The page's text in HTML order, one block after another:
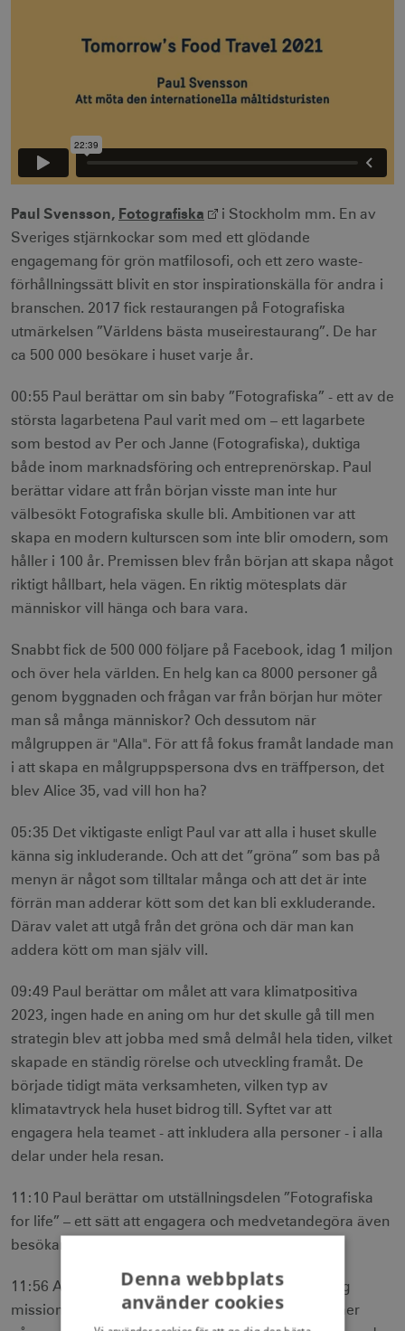
Paul Svensson, Fotografiska
i Stockholm mm. En av
Sveriges stjärnkockar som med ett glödande
engagemang för grön matfilosofi, och ett zero waste-
förhållningssätt blivit en stor inspirationskälla för andra i
branschen. 2017 fick restaurangen på Fotografiska
utmärkelsen ”Världens bästa museirestaurang”. De har
ca 500 000 besökare i huset varje år.
00:55 Paul berättar om sin baby ”Fotografiska” - ett av de
största lagarbetena Paul varit med om – ett lagarbete
som bestod av Per och Janne (Fotografiska), duktiga
både inom marknadsföring och entreprenörskap. Paul
berättar vidare att från början visste man inte hur
välbesökt Fotografiska skulle bli. Ambitionen var att
skapa en modern kulturscen som inte blir omodern, som
håller i 100 år. Premissen blev från början att skapa något
riktigt hållbart, hela vägen. En riktig mötesplats där
människor vill hänga och bara vara.
Snabbt fick de 500 000 följare på Facebook, idag 1 miljon
och över hela världen. En helg kan ca 8000 personer gå
genom byggnaden och frågan var från början hur möter
man så många människor? Och dessutom när
målgruppen är "Alla". För att få fokus framåt landade man
i att skapa en målgruppspersona dvs en träffperson, det
blev Alice 35, vad vill hon ha?
05:35 Det viktigaste enligt Paul var att alla i huset skulle
känna sig inkluderande. Och att det ”gröna” som bas på
menyn är något som tilltalar många och att det är inte
förrän man adderar kött som det kan bli exkluderande.
Därav valet att utgå från det gröna och där man kan
addera kött om man själv vill.
09:49 Paul berättar om målet att vara klimatpositiva
2023, ingen hade en aning om hur det skulle gå till men
strategin blev att jobba med små delmål hela tiden, vilket
skapade en ständig rörelse och utveckling framåt. De
började tidigt mäta verksamheten, vilken typ av
klimatavtryck hela huset bidrog till. Syftet var att
engagera hela teamet - att inkludera alla personer - i alla
delar under hela resan.
11:10 Paul berättar om utställningsdelen ”Fotografiska
for life” – ett sätt att engagera och medvetandegöra även
besökarna som kom från hela världen.
11:56 Att skapa ambassadörer var en väldigt viktig
mission enligt Paul - alla som jobbar i huset kommer
Denna webbplats
använder cookies